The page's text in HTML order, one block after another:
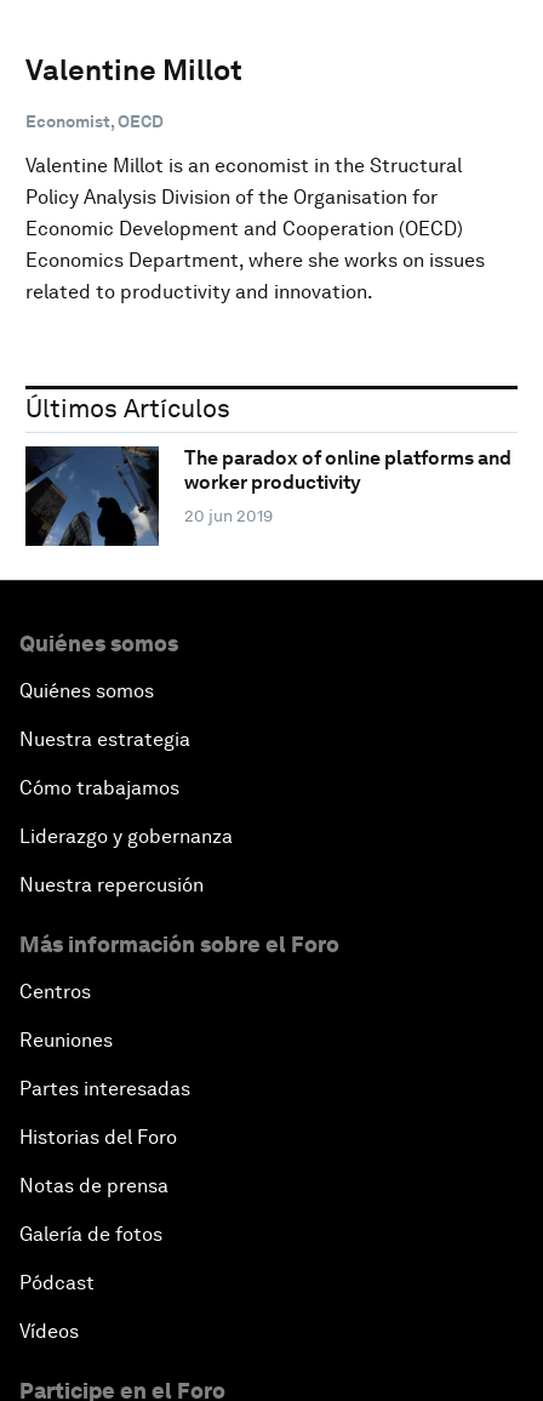
Valentine Millot
Economist, OECD
Valentine Millot is an economist in the Structural
Policy Analysis Division of the Organisation for
Economic Development and Cooperation (OECD)
Economics Department, where she works on issues
related to productivity and innovation.
Últimos Artículos
The paradox of online platforms and
worker productivity
20 jun 2019
Quiénes somos
Quiénes somos
Nuestra estrategia
Cómo trabajamos
Liderazgo y gobernanza
Nuestra repercusión
Más información sobre el Foro
Centros
Reuniones
Partes interesadas
Historias del Foro
Notas de prensa
Galería de fotos
Pódcast
Vídeos
Participe en el Foro